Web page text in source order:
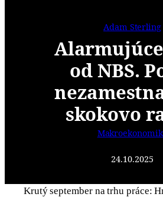
Adam Sterling
od NBS.
skokovo
24.10.2025
Krutý september na trhu práce: